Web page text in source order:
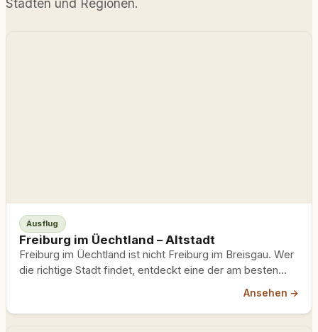
Städten und Regionen.
Ausflug
Freiburg im Üechtland – Altstadt
Freiburg im Üechtland ist nicht Freiburg im Breisgau. Wer
die richtige Stadt findet, entdeckt eine der am besten…
Ansehen →